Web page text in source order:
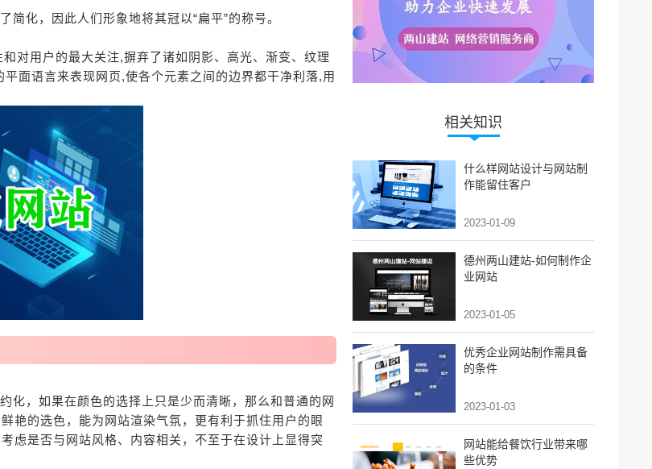
化，因此人们形象地将其冠以“扁平”的称号。
对用户的最大关注,摒弃了诸如阴影、高光、渐变、纹理
面语言来表现网页,使各个元素之间的边界都干净利落,用
化，如果在颜色的选择上只是少而清晰，那么和普通的网
艳的选色，能为网站渲染气氛，更有利于抓住用户的眼
虑是否与网站风格、内容相关，不至于在设计上显得突
相关知识
什么样网站设计与网站制
作能留住客户
2023-01-09
德州两山建站-如何制作企
业网站
2023-01-05
优秀企业网站制作需具备
的条件
2023-01-03
网站能给餐饮行业带来哪
些优势